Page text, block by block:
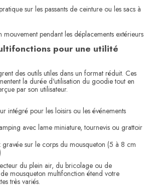
sur les passants de ceinture ou les sacs à
mouvement pendant les déplacements extérieurs
pour une utilité
des outils utiles dans un format réduit. Ces
la durée d'utilisation du goodie tout en
par son utilisateur.
intégré pour les loisirs ou les événements
avec lame miniature, tournevis ou grattoir
gravée sur le corps du mousqueton (5 à 8 cm
du plein air, du bricolage ou de
mousqueton multifonction étend votre
très variés.